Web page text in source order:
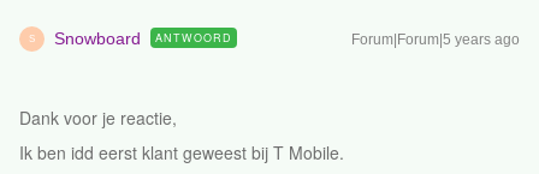
S Snowboard ANTWOORD Forum|Forum|5 years ago
Dank voor je reactie,
Ik ben idd eerst klant geweest bij T Mobile.